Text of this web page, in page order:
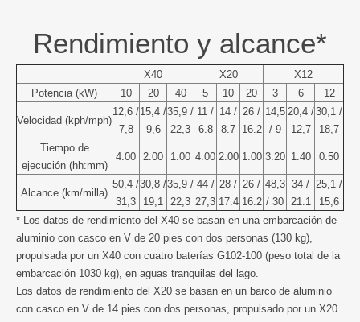
Rendimiento y alcance*
X40 X20
X12
Potencia (kW)
10 20 40 5 10 20 3 6 12
Velocidad (kph/mph)
12,6 /
7,8
15,4 /
9,6
35,9 /
22,3
11 /
6.8
14 /
8.7
26 /
16.2
14,5
/ 9
20,4 /
12,7
30,1 /
18,7
Tiempo de
ejecución (hh:mm)
4:00 2:00 1:00 4:00 2:00 1:00 3:20 1:40 0:50
Alcance (km/milla)
50,4 /
31,3
30,8 /
19,1
35,9 /
22,3
44 /
27,3
28 /
17.4
26 /
16.2
48,3
/ 30
34 /
21.1
25,1 /
15,6
* Los datos de rendimiento del X40 se basan en una embarcación de
aluminio con casco en V de 20 pies con dos personas (130 kg),
propulsada por un X40 con cuatro baterías G102-100 (peso total de la
embarcación 1030 kg), en aguas tranquilas del lago.
Los datos de rendimiento del X20 se basan en un barco de aluminio
con casco en V de 14 pies con dos personas, propulsado por un X20